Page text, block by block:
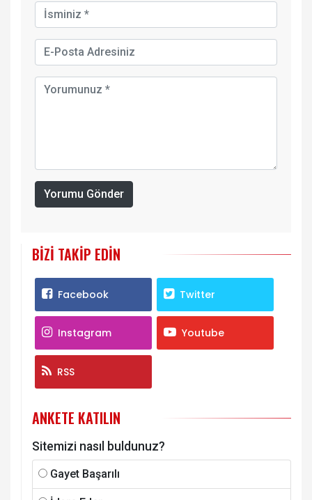
Yorumu Gönder
BIZI TAKIP EDIN
Facebook Twitter
Instagram Youtube
RSS
ANKETE KATILIN
Sitemizi nasıl buldunuz?
Gayet Başarılı